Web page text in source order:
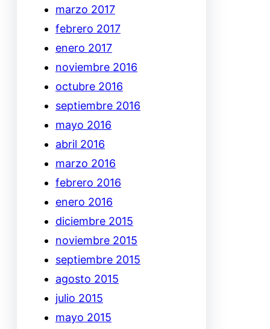
marzo 2017
febrero 2017
enero 2017
noviembre 2016
octubre 2016
septiembre 2016
mayo 2016
abril 2016
marzo 2016
febrero 2016
enero 2016
diciembre 2015
noviembre 2015
septiembre 2015
agosto 2015
julio 2015
mayo 2015